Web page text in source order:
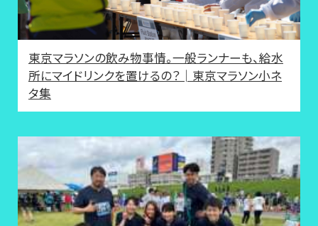
東京マラソンの飲み物事情。一般ランナーも、給水
所にマイドリンクを置けるの？│東京マラソン小ネ
タ集